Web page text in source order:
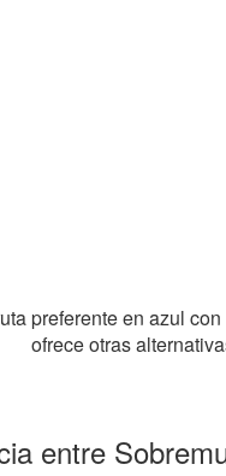
preferente en azul
ofrece otras
entre